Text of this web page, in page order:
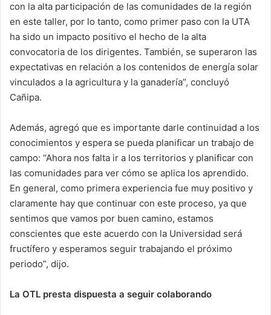
con la alta participación de las comunidades de la región
en este taller, por lo tanto, como primer paso con la UTA
ha sido un impacto positivo el hecho de la alta
convocatoria de los dirigentes. También, se superaron las
expectativas en relación a los contenidos de energía solar
vinculados a la agricultura y la ganadería”, concluyó
Cañipa.
Además, agregó que es importante darle continuidad a los
conocimientos y espera se pueda planificar un trabajo de
campo: “Ahora nos falta ir a los territorios y planificar con
las comunidades para ver cómo se aplica los aprendido.
En general, como primera experiencia fue muy positivo y
claramente hay que continuar con este proceso, ya que
sentimos que vamos por buen camino, estamos
conscientes que este acuerdo con la Universidad será
fructífero y esperamos seguir trabajando el próximo
periodo”, dijo.
La OTL presta dispuesta a seguir colaborando